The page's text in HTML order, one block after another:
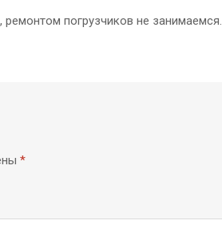
погрузчиков не занимаемся.
*